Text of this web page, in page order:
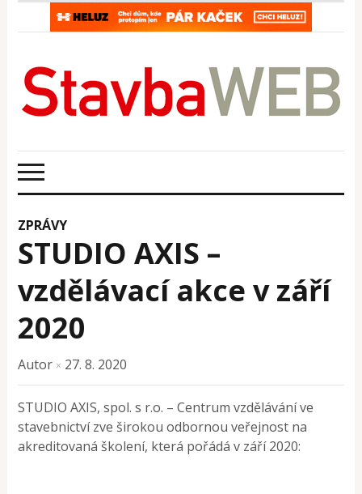
ZPRÁVY
STUDIO AXIS –
vzdělávací akce v září
2020
Autor × 27. 8. 2020
STUDIO AXIS, spol. s r.o. – Centrum vzdělávání ve
stavebnictví zve širokou odbornou veřejnost na
akreditovaná školení, která pořádá v září 2020: